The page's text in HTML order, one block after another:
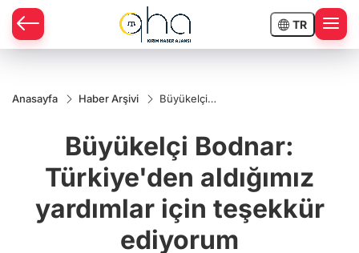
TR
Anasayfa Haber Arşivi
Büyükelçi
aldığımız
yardımlar
için
teşekkür
ediyorum
Büyükelçi Bodnar:
Türkiye'den aldığımız
yardımlar için teşekkür
ediyorum